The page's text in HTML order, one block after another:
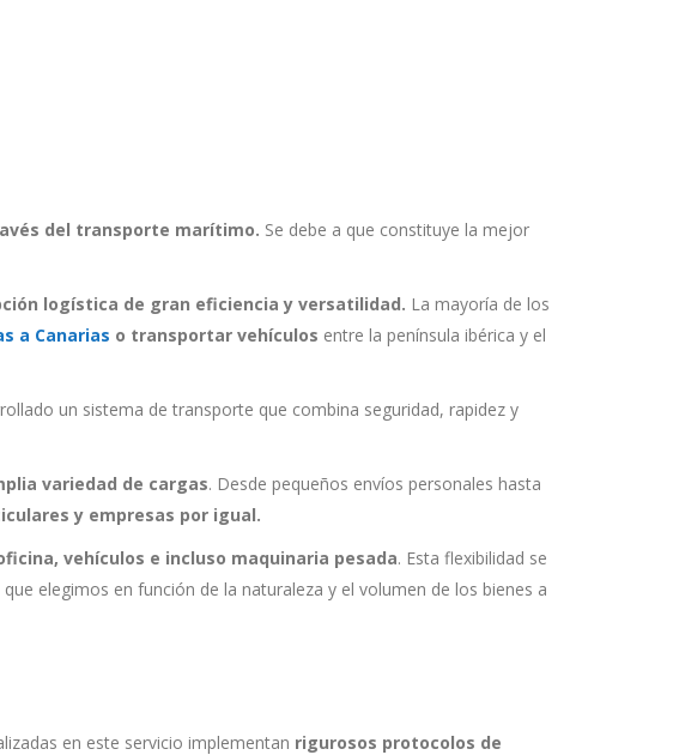
del transporte marítimo. Se debe a que constituye la mejor
logística de gran eficiencia y versatilidad. La mayoría de los
a Canarias o transportar vehículos entre la península ibérica y el
un sistema de transporte que combina seguridad, rapidez y
variedad de cargas. Desde pequeños envíos personales hasta
y empresas por igual.
vehículos e incluso maquinaria pesada. Esta flexibilidad se
elegimos en función de la naturaleza y el volumen de los bienes a
en este servicio implementan rigurosos protocolos de